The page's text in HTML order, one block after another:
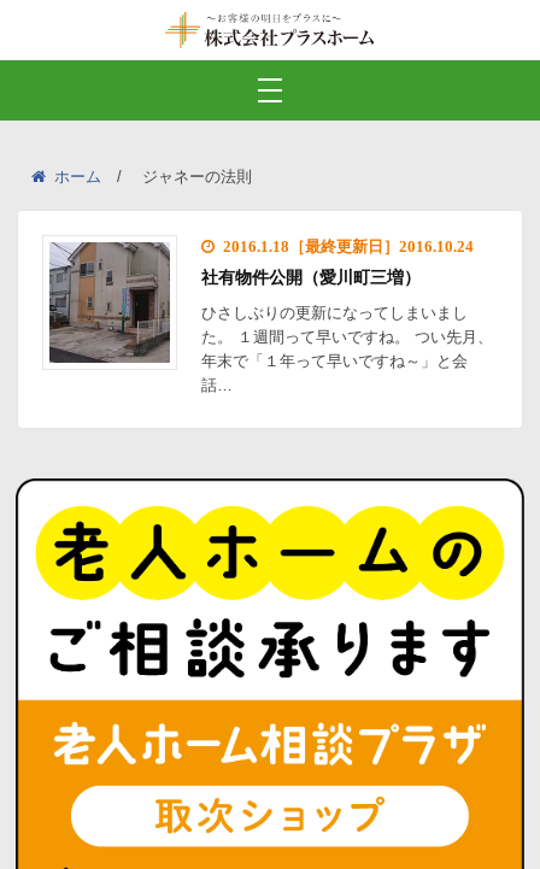
ホーム ジャネーの法則
2016.1.18［最終更新日］2016.10.24
社有物件公開（愛川町三増）
ひさしぶりの更新になってしまいまし
た。 １週間って早いですね。 つい先月、
年末で「１年って早いですね～」と会
話…